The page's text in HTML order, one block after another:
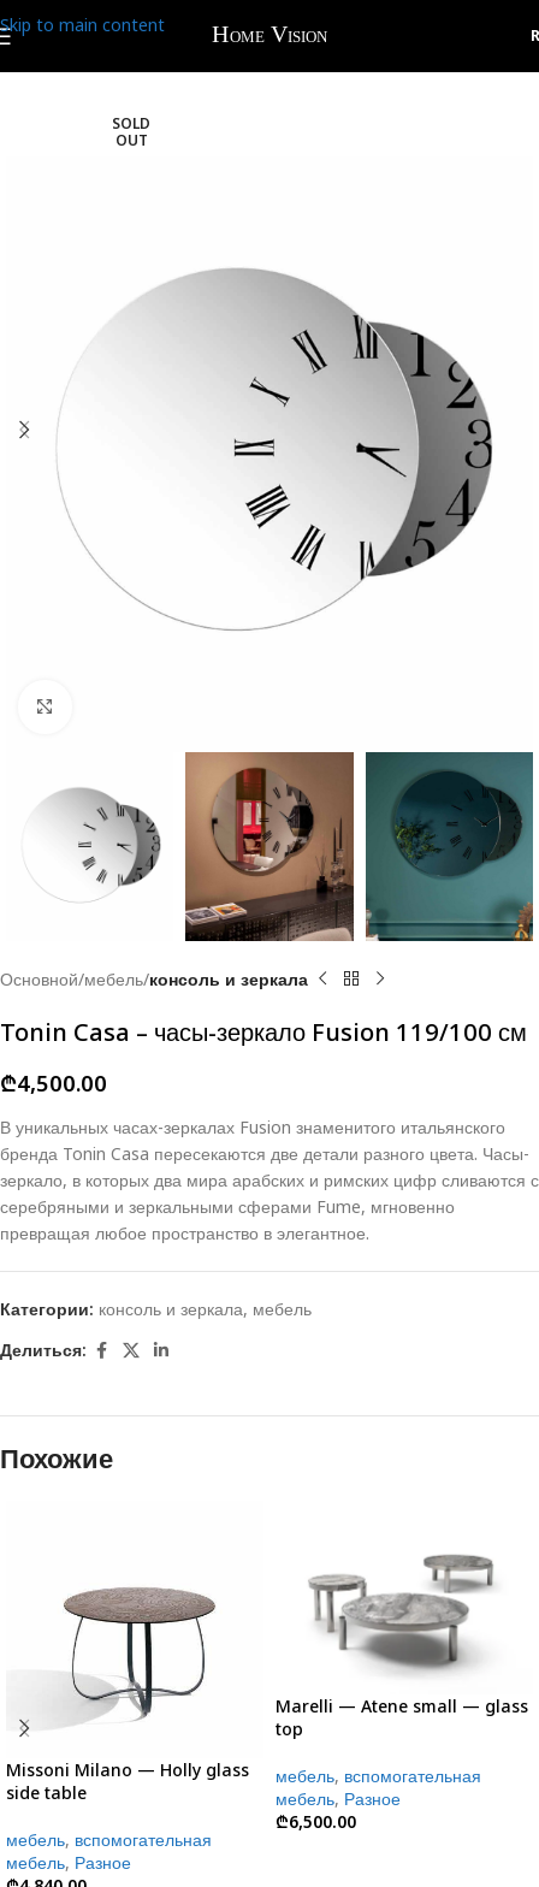
Skip to main content
SOLD
OUT
Основной мебель консоль и зеркала
Tonin Casa – часы-зеркало Fusion 119/100 см
₾4,500.00
В уникальных часах-зеркалах Fusion знаменитого итальянского
бренда Tonin Casa пересекаются две детали разного цвета. Часы-
зеркало, в которых два мира арабских и римских цифр сливаются с
серебряными и зеркальными сферами Fume, мгновенно
превращая любое пространство в элегантное.
Категории: консоль и зеркала, мебель
Делиться:
Похожие
Missoni Milano — Holly glass
side table
мебель, вспомогательная
мебель, Разное
Marelli — Atene small — glass
top
мебель, вспомогательная
мебель, Разное
₾6,500.00